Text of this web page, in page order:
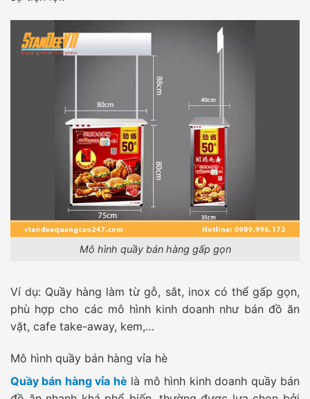
Mô hình quầy bán hàng gấp gọn
Ví dụ: Quầy hàng làm từ gỗ, sắt, inox có thể gấp gọn,
phù hợp cho các mô hình kinh doanh như bán đồ ăn
vặt, cafe take-away, kem,…
Mô hình quầy bán hàng vỉa hè
Quầy bán hàng vỉa hè là mô hình kinh doanh quầy bán